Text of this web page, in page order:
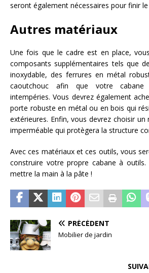
seront également nécessaires pour finir
Autres matériaux
Une fois que le cadre est en place,
composants supplémentaires tels que
inoxydable, des ferrures en métal
caoutchouc afin que votre
intempéries. Vous devrez également
porte robuste en métal ou en bois qui
extérieures. Enfin, vous devrez choisir
imperméable qui protègera la structure
Avec ces matériaux et ces outils, vous
construire votre propre cabane à outils.
mettre la main à la pâte !
PRÉCÉDENT
Mobilier de jardin